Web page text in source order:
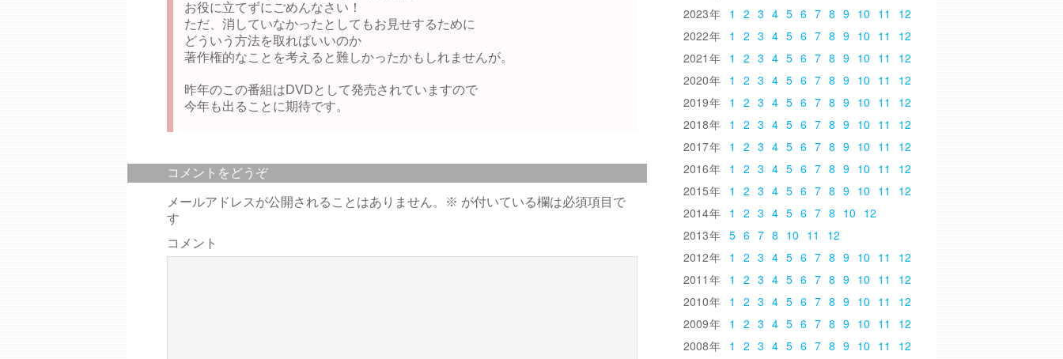
お役に立てずにごめんなさい！
ただ、消していなかったとしてもお見せするために
どういう方法を取ればいいのか
著作権的なことを考えると難しかったかもしれませんが。
昨年のこの番組はDVDとして発売されていますので
今年も出ることに期待です。
コメントをどうぞ
メールアドレスが公開されることはありません。 ※ が付いている欄は必須項目で
す
コメント
2023
1 2 3 4 5 6 7 8 9 10 11
12
2022
1 2 3 4 5 6 7 8 9 10 11
12
2021
1 2 3 4 5 6 7 8 9 10 11
12
2020
1 2 3 4 5 6 7 8 9 10 11
12
2019
1 2 3 4 5 6 7 8 9 10 11
12
2018
1 2 3 4 5 6 7 8 9 10 11
12
2017
1 2 3 4 5 6 7 8 9 10 11
12
2016
1 2 3 4 5 6 7 8 9 10 11
12
2015
1 2 3 4 5 6 7 8 9 10 11
12
2014
1 2 3 4 5 6 7 8 10 12
2013
5 6 7 8 10 11
12
2012
1 2 3 4 5 6 7 8 9 10 11
12
2011
1 2 3 4 5 6 7 8 9 10 11
12
2010
1 2 3 4 5 6 7 8 9 10 11
12
2009
1 2 3 4 5 6 7 8 9 10 11
12
2008
1 2 3 4 5 6 7 8 9 10 11
12